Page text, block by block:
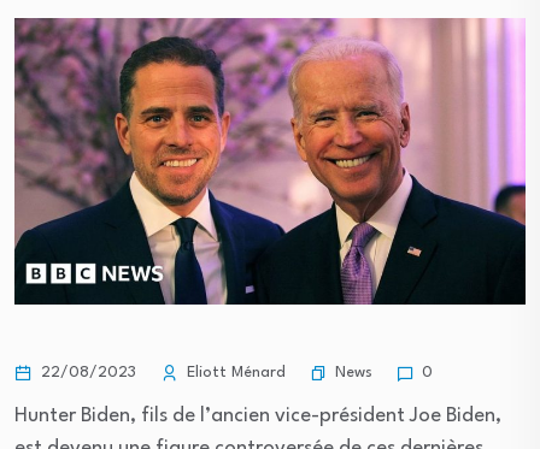
22/08/2023 Eliott Ménard News 0
Hunter Biden, fils de l’ancien vice-président Joe Biden,